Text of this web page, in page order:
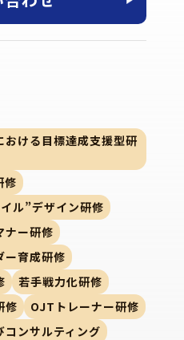
おける目標達成支援型研
修
ル”デザイン研修
ナー研修
ー育成研修
若手戦力化研修
修
OJTトレーナー研修
コンサルティング